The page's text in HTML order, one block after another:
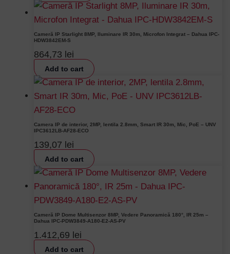
Cameră IP Starlight 8MP, Iluminare IR 30m, Microfon Integrat – Dahua IPC-
HDW3842EM-S
864,73 lei
Add to cart
Camera IP de interior, 2MP, lentila 2.8mm, Smart IR 30m, Mic, PoE – UNV
IPC3612LB-AF28-ECO
139,07 lei
Add to cart
Cameră IP Dome Multisenzor 8MP, Vedere Panoramică 180°, IR 25m –
Dahua IPC-PDW3849-A180-E2-AS-PV
1.412,69 lei
Add to cart